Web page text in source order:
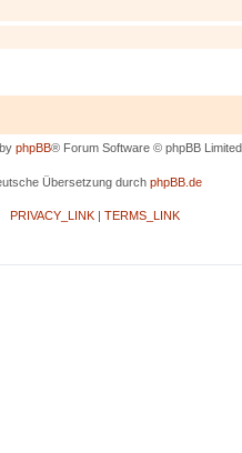
phpBB® Forum Software © phpBB Limited
Übersetzung durch phpBB.de
PRIVACY_LINK| TERMS_LINK